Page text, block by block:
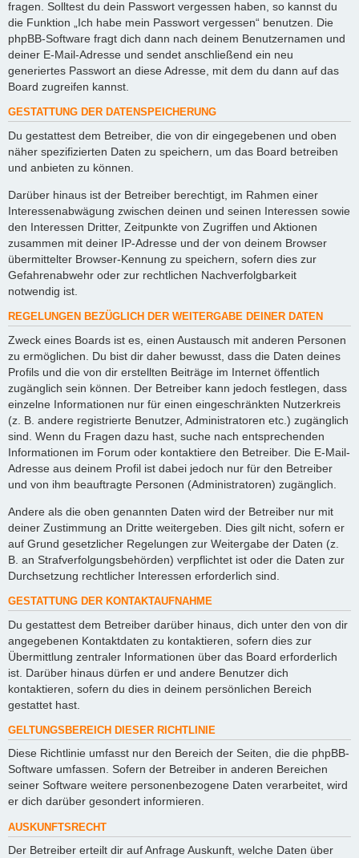
fragen. Solltest du dein Passwort vergessen haben, so kannst du
die Funktion „Ich habe mein Passwort vergessen“ benutzen. Die
phpBB-Software fragt dich dann nach deinem Benutzernamen und
deiner E-Mail-Adresse und sendet anschließend ein neu
generiertes Passwort an diese Adresse, mit dem du dann auf das
Board zugreifen kannst.
GESTATTUNG DER DATENSPEICHERUNG
Du gestattest dem Betreiber, die von dir eingegebenen und oben
näher spezifizierten Daten zu speichern, um das Board betreiben
und anbieten zu können.
Darüber hinaus ist der Betreiber berechtigt, im Rahmen einer
Interessenabwägung zwischen deinen und seinen Interessen sowie
den Interessen Dritter, Zeitpunkte von Zugriffen und Aktionen
zusammen mit deiner IP-Adresse und der von deinem Browser
übermittelter Browser-Kennung zu speichern, sofern dies zur
Gefahrenabwehr oder zur rechtlichen Nachverfolgbarkeit
notwendig ist.
REGELUNGEN BEZÜGLICH DER WEITERGABE DEINER DATEN
Zweck eines Boards ist es, einen Austausch mit anderen Personen
zu ermöglichen. Du bist dir daher bewusst, dass die Daten deines
Profils und die von dir erstellten Beiträge im Internet öffentlich
zugänglich sein können. Der Betreiber kann jedoch festlegen, dass
einzelne Informationen nur für einen eingeschränkten Nutzerkreis
(z. B. andere registrierte Benutzer, Administratoren etc.) zugänglich
sind. Wenn du Fragen dazu hast, suche nach entsprechenden
Informationen im Forum oder kontaktiere den Betreiber. Die E-Mail-
Adresse aus deinem Profil ist dabei jedoch nur für den Betreiber
und von ihm beauftragte Personen (Administratoren) zugänglich.
Andere als die oben genannten Daten wird der Betreiber nur mit
deiner Zustimmung an Dritte weitergeben. Dies gilt nicht, sofern er
auf Grund gesetzlicher Regelungen zur Weitergabe der Daten (z.
B. an Strafverfolgungsbehörden) verpflichtet ist oder die Daten zur
Durchsetzung rechtlicher Interessen erforderlich sind.
GESTATTUNG DER KONTAKTAUFNAHME
Du gestattest dem Betreiber darüber hinaus, dich unter den von dir
angegebenen Kontaktdaten zu kontaktieren, sofern dies zur
Übermittlung zentraler Informationen über das Board erforderlich
ist. Darüber hinaus dürfen er und andere Benutzer dich
kontaktieren, sofern du dies in deinem persönlichen Bereich
gestattet hast.
GELTUNGSBEREICH DIESER RICHTLINIE
Diese Richtlinie umfasst nur den Bereich der Seiten, die die phpBB-
Software umfassen. Sofern der Betreiber in anderen Bereichen
seiner Software weitere personenbezogene Daten verarbeitet, wird
er dich darüber gesondert informieren.
AUSKUNFTSRECHT
Der Betreiber erteilt dir auf Anfrage Auskunft, welche Daten über